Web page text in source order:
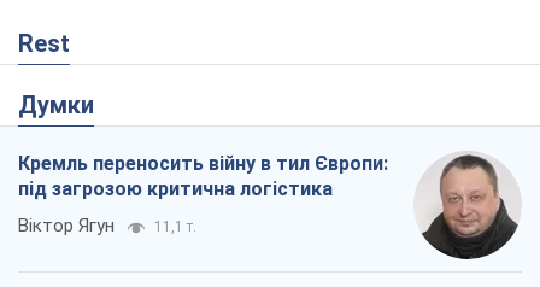
Rest
Думки
Кремль переносить війну в тил Європи:
під загрозою критична логістика
Віктор Ягун 11,1 т.